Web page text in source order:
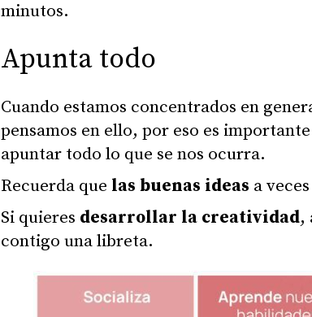
minutos.
Apunta todo
Cuando estamos concentrados en
pensamos en ello, por eso es
apuntar todo lo que se nos ocurra.
Recuerda que las buenas ideas a
Si quieres desarrollar la creatividad,
contigo una libreta.